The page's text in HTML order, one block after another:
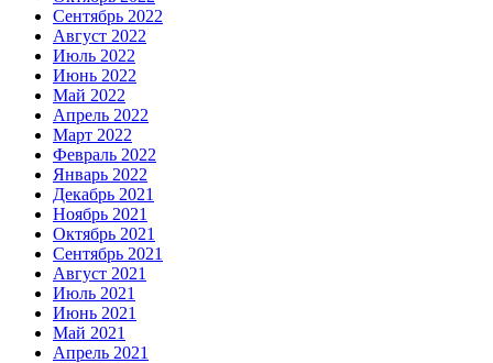
Сентябрь 2022
Август 2022
Июль 2022
Июнь 2022
Май 2022
Апрель 2022
Март 2022
Февраль 2022
Январь 2022
Декабрь 2021
Ноябрь 2021
Октябрь 2021
Сентябрь 2021
Август 2021
Июль 2021
Июнь 2021
Май 2021
Апрель 2021